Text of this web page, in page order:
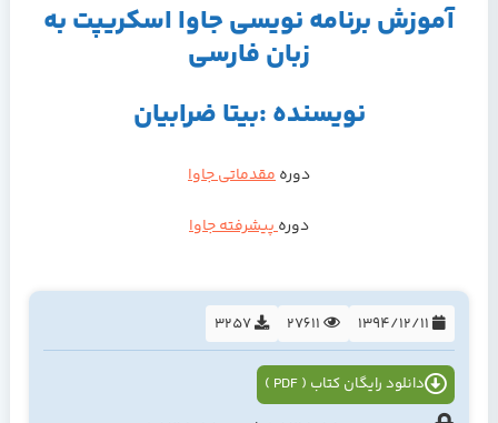
آموزش برنامه نویسی جاوا اسکریپت به
زبان فارسی
نویسنده :بیتا ضرابیان
دورهمقدماتی جاوا
دورهپیشرفته جاوا
3257
دانلود رایگان کتاب ( PDF )